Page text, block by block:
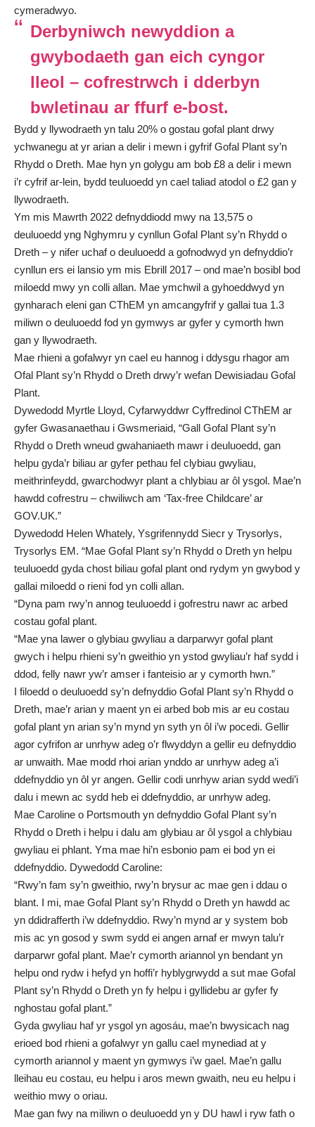
cymeradwyo.
Derbyniwch newyddion a
gwybodaeth gan eich cyngor
lleol – cofrestrwch i dderbyn
bwletinau ar ffurf e-bost.
Bydd y llywodraeth yn talu 20% o gostau gofal plant drwy
ychwanegu at yr arian a delir i mewn i gyfrif Gofal Plant sy’n
Rhydd o Dreth. Mae hyn yn golygu am bob £8 a delir i mewn
i’r cyfrif ar-lein, bydd teuluoedd yn cael taliad atodol o £2 gan y
llywodraeth.
Ym mis Mawrth 2022 defnyddiodd mwy na 13,575 o
deuluoedd yng Nghymru y cynllun Gofal Plant sy’n Rhydd o
Dreth – y nifer uchaf o deuluoedd a gofnodwyd yn defnyddio’r
cynllun ers ei lansio ym mis Ebrill 2017 – ond mae’n bosibl bod
miloedd mwy yn colli allan. Mae ymchwil a gyhoeddwyd yn
gynharach eleni gan CThEM yn amcangyfrif y gallai tua 1.3
miliwn o deuluoedd fod yn gymwys ar gyfer y cymorth hwn
gan y llywodraeth.
Mae rhieni a gofalwyr yn cael eu hannog i ddysgu rhagor am
Ofal Plant sy’n Rhydd o Dreth drwy’r wefan Dewisiadau Gofal
Plant.
Dywedodd Myrtle Lloyd, Cyfarwyddwr Cyffredinol CThEM ar
gyfer Gwasanaethau i Gwsmeriaid, “Gall Gofal Plant sy’n
Rhydd o Dreth wneud gwahaniaeth mawr i deuluoedd, gan
helpu gyda’r biliau ar gyfer pethau fel clybiau gwyliau,
meithrinfeydd, gwarchodwyr plant a chlybiau ar ôl ysgol. Mae’n
hawdd cofrestru – chwiliwch am ‘Tax-free Childcare’ ar
GOV.UK.”
Dywedodd Helen Whately, Ysgrifennydd Siecr y Trysorlys,
Trysorlys EM. “Mae Gofal Plant sy’n Rhydd o Dreth yn helpu
teuluoedd gyda chost biliau gofal plant ond rydym yn gwybod y
gallai miloedd o rieni fod yn colli allan.
“Dyna pam rwy’n annog teuluoedd i gofrestru nawr ac arbed
costau gofal plant.
“Mae yna lawer o glybiau gwyliau a darparwyr gofal plant
gwych i helpu rhieni sy’n gweithio yn ystod gwyliau’r haf sydd i
ddod, felly nawr yw’r amser i fanteisio ar y cymorth hwn.”
I filoedd o deuluoedd sy’n defnyddio Gofal Plant sy’n Rhydd o
Dreth, mae’r arian y maent yn ei arbed bob mis ar eu costau
gofal plant yn arian sy’n mynd yn syth yn ôl i’w pocedi. Gellir
agor cyfrifon ar unrhyw adeg o’r flwyddyn a gellir eu defnyddio
ar unwaith. Mae modd rhoi arian ynddo ar unrhyw adeg a’i
ddefnyddio yn ôl yr angen. Gellir codi unrhyw arian sydd wedi’i
dalu i mewn ac sydd heb ei ddefnyddio, ar unrhyw adeg.
Mae Caroline o Portsmouth yn defnyddio Gofal Plant sy’n
Rhydd o Dreth i helpu i dalu am glybiau ar ôl ysgol a chlybiau
gwyliau ei phlant. Yma mae hi’n esbonio pam ei bod yn ei
ddefnyddio. Dywedodd Caroline:
“Rwy’n fam sy’n gweithio, rwy’n brysur ac mae gen i ddau o
blant. I mi, mae Gofal Plant sy’n Rhydd o Dreth yn hawdd ac
yn ddidrafferth i’w ddefnyddio. Rwy’n mynd ar y system bob
mis ac yn gosod y swm sydd ei angen arnaf er mwyn talu’r
darparwr gofal plant. Mae’r cymorth ariannol yn bendant yn
helpu ond rydw i hefyd yn hoffi’r hyblygrwydd a sut mae Gofal
Plant sy’n Rhydd o Dreth yn fy helpu i gyllidebu ar gyfer fy
nghostau gofal plant.”
Gyda gwyliau haf yr ysgol yn agosáu, mae’n bwysicach nag
erioed bod rhieni a gofalwyr yn gallu cael mynediad at y
cymorth ariannol y maent yn gymwys i’w gael. Mae’n gallu
lleihau eu costau, eu helpu i aros mewn gwaith, neu eu helpu i
weithio mwy o oriau.
Mae gan fwy na miliwn o deuluoedd yn y DU hawl i ryw fath o